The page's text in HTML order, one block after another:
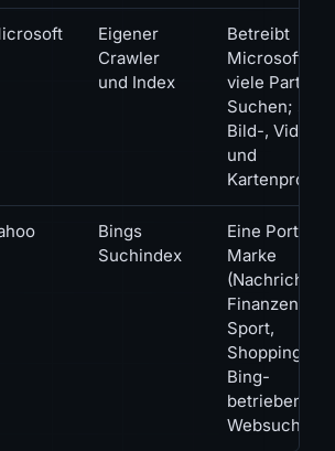
Eigener
Crawler
und Index
Betreibt
Microsoft
viele Partner-
Suchen;
Bild-, Video-
und
Bings
Suchindex
Eine Portal-
Marke
(Nachrichten,
Finanzen,
Sport,
Shopping)
Bing-
betriebener
Websuche